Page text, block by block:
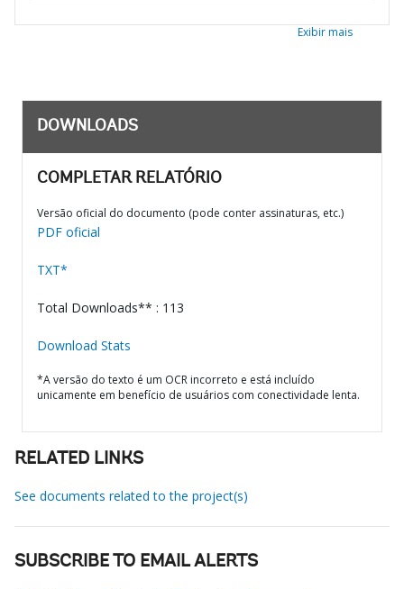
Exibir mais
DOWNLOADS
COMPLETAR RELATÓRIO
Versão oficial do documento (pode conter assinaturas, etc.)
PDF oficial
TXT*
Total Downloads** : 113
Download Stats
*A versão do texto é um OCR incorreto e está incluído
unicamente em benefício de usuários com conectividade lenta.
RELATED LINKS
See documents related to the project(s)
SUBSCRIBE TO EMAIL ALERTS